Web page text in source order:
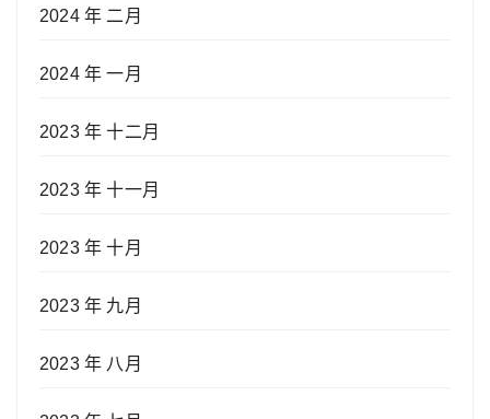
2024 年 二月
2024 年 一月
2023 年 十二月
2023 年 十一月
2023 年 十月
2023 年 九月
2023 年 八月